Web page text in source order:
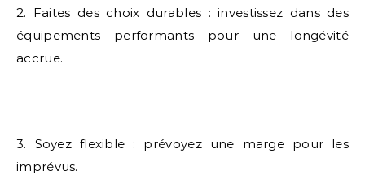
2. Faites des choix durables : investissez dans des
équipements performants pour une longévité
accrue.
3. Soyez flexible : prévoyez une marge pour les
imprévus.